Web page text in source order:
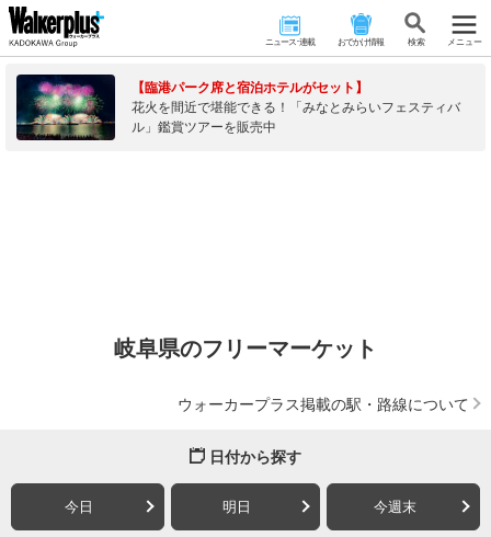
ニュース･連載 おでかけ情報 検 索 メニュー
【臨港パーク席と宿泊ホテルがセット】
花火を間近で堪能できる！「みなとみらいフェスティバ
ル」鑑賞ツアーを販売中
岐阜県のフリーマーケット
ウォーカープラス掲載の駅・路線について
日付から探す
今日 明日 今週末